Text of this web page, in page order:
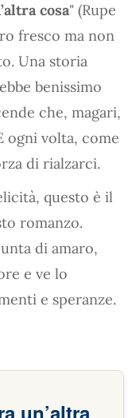
cosa" (Rupe
fresco ma non
Una storia
benissimo
che, magari,
ogni volta, come
di rialzarci.
questo è il
romanzo.
di amaro,
e ve lo
e speranze.
un’altra